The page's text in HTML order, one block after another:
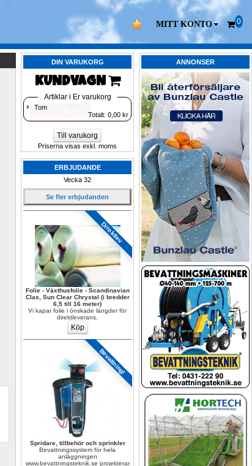
MITT KONTO 0
ANNONSER
DIN VARUKORG
KUNDVAGN
Artiklar i Er varukorg
Tom
Totalt: 0,00 kr
Till varukorg
Priserna visas exkl. moms
ERBJUDANDE
Vecka 32
Se fler erbjudanden
Direktlev
Folie - Växthusfolie - Scandinavian
Clas, Sun Clear Chrystal (i bredder
6,5 till 16 meter)
Vi kapar folie i önskade längder för
direktleverans.
Bevattning!
Spridare, tillbehör och sprinkler
Bevattningssystem för hela
anläggningen
www.bevattningsteknik.se projekterar